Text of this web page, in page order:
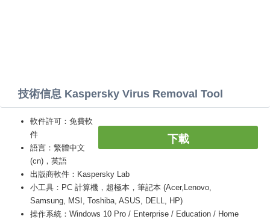
技術信息 Kaspersky Virus Removal Tool
下載
軟件許可：免費軟
件
語言：繁體中文
(cn)，英語
出版商軟件：Kaspersky Lab
小工具：PC 計算機，超極本，筆記本 (Acer,Lenovo,
Samsung, MSI, Toshiba, ASUS, DELL, HP)
操作系統：Windows 10 Pro / Enterprise / Education / Home